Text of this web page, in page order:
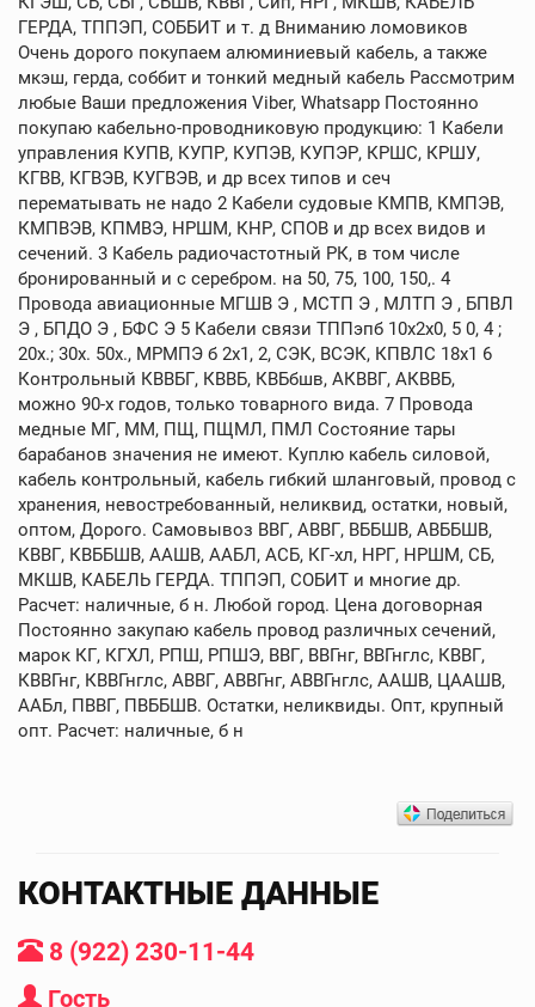
ГЕРДА, ТППЭП, СОББИТ и т. д Вниманию ломовиков
Очень дорого покупаем алюминиевый кабель, а также
мкэш, герда, соббит и тонкий медный кабель Рассмотрим
любые Ваши предложения Viber, Whatsapp Постоянно
покупаю кабельно-проводниковую продукцию: 1 Кабели
управления КУПВ, КУПР, КУПЭВ, КУПЭР, КРШС, КРШУ,
КГВВ, КГВЭВ, КУГВЭВ, и др всех типов и сеч
перематывать не надо 2 Кабели судовые КМПВ, КМПЭВ,
КМПВЭВ, КПМВЭ, НРШМ, КНР, СПОВ и др всех видов и
сечений. 3 Кабель радиочастотный РК, в том числе
бронированный и с серебром. на 50, 75, 100, 150,. 4
Провода авиационные МГШВ Э , МСТП Э , МЛТП Э , БПВЛ
Э , БПДО Э , БФС Э 5 Кабели связи ТППэпб 10х2х0, 5 0, 4 ;
20х.; 30х. 50х., МРМПЭ б 2х1, 2, СЭК, ВСЭК, КПВЛС 18х1 6
Контрольный КВВБГ, КВВБ, КВБбшв, АКВВГ, АКВВБ,
можно 90-х годов, только товарного вида. 7 Провода
медные МГ, ММ, ПЩ, ПЩМЛ, ПМЛ Состояние тары
барабанов значения не имеют. Куплю кабель силовой,
кабель контрольный, кабель гибкий шланговый, провод с
хранения, невостребованный, неликвид, остатки, новый,
оптом, Дорого. Самовывоз ВВГ, АВВГ, ВББШВ, АВББШВ,
КВВГ, КВББШВ, ААШВ, ААБЛ, АСБ, КГ-хл, НРГ, НРШМ, СБ,
МКШВ, КАБЕЛЬ ГЕРДА. ТППЭП, СОБИТ и многие др.
Расчет: наличные, б н. Любой город. Цена договорная
Постоянно закупаю кабель провод различных сечений,
марок КГ, КГХЛ, РПШ, РПШЭ, ВВГ, ВВГнг, ВВГнглс, КВВГ,
КВВГнг, КВВГнглс, АВВГ, АВВГнг, АВВГнглс, ААШВ, ЦААШВ,
ААБл, ПВВГ, ПВББШВ. Остатки, неликвиды. Опт, крупный
опт. Расчет: наличные, б н
КОНТАКТНЫЕ ДАННЫЕ
8 (922) 230-11-44
Гость